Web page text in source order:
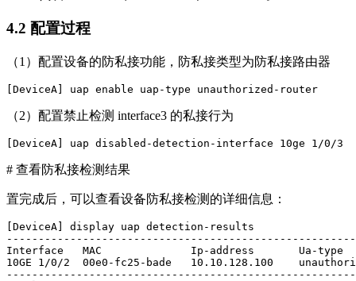
4.2 配置过程
（1）配置设备的防私接功能，防私接类型为防私接路由器
（2）配置禁止检测 interface3 的私接行为
# 查看防私接检测结果
置完成后，可以查看设备防私接检测的详细信息：
[DeviceA] display uap detection-results
Interface   MAC              Ip-address       Ua-
10GE 1/0/2  00e0-fc25-bade   10.10.128.100